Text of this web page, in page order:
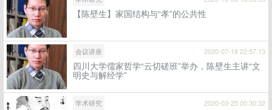
【陈壁生】家国结构与“孝”的公共性
会议讲座 2020-07-18 22:57:13
四川大学儒家哲学“云切磋班”举办，陈壁生主讲“文
明史与解经学”
学术研究 2020-03-25 00:30:32